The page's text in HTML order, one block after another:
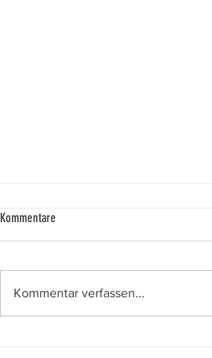
Kommentare
Kommentar verfassen...